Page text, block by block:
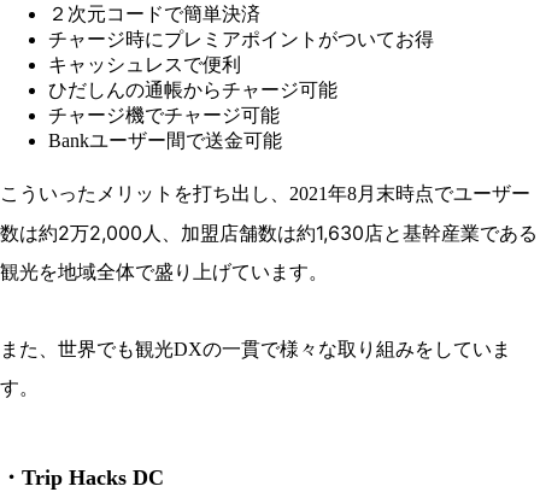
２次元コードで簡単決済
チャージ時にプレミアポイントがついてお得
キャッシュレスで便利
ひだしんの通帳からチャージ可能
チャージ機でチャージ可能
Bankユーザー間で送金可能
こういったメリットを打ち出し、2021年8月末時点でユーザー
数は約2万2,000人
加盟店舗数は約1,630店と基幹産業である
観光を地域全体で盛り上げています。
また、世界でも観光DXの一貫で様々な取り組みをしていま
す。
・Trip Hacks DC